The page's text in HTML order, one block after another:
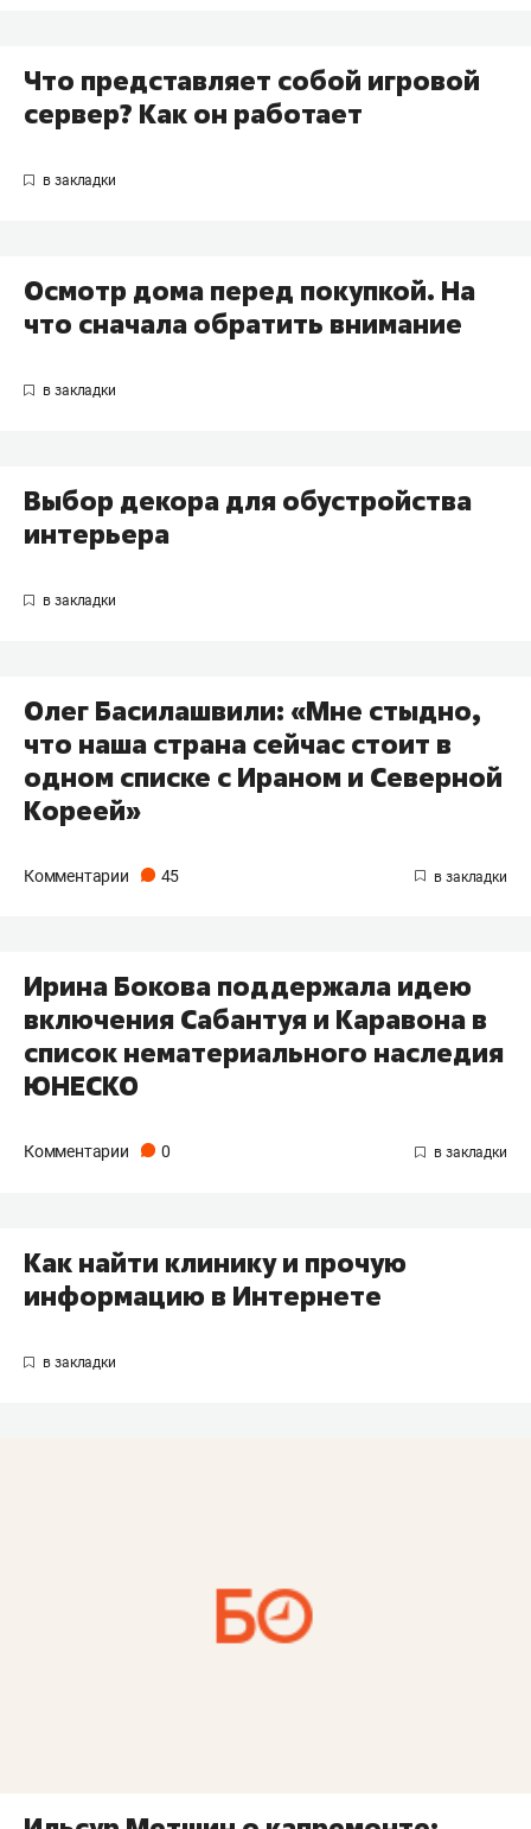
Что представляет собой игровой
сервер? Как он работает
Осмотр дома перед покупкой. На
что сначала обратить внимание
Выбор декора для обустройства
интерьера
Олег Басилашвили: «Мне стыдно,
что наша страна сейчас стоит в
одном списке с Ираном и Северной
Кореей»
Комментарии 45
Ирина Бокова поддержала идею
включения Сабантуя и Каравона в
список нематериального наследия
ЮНЕСКО
Комментарии 0
Как найти клинику и прочую
информацию в Интернете